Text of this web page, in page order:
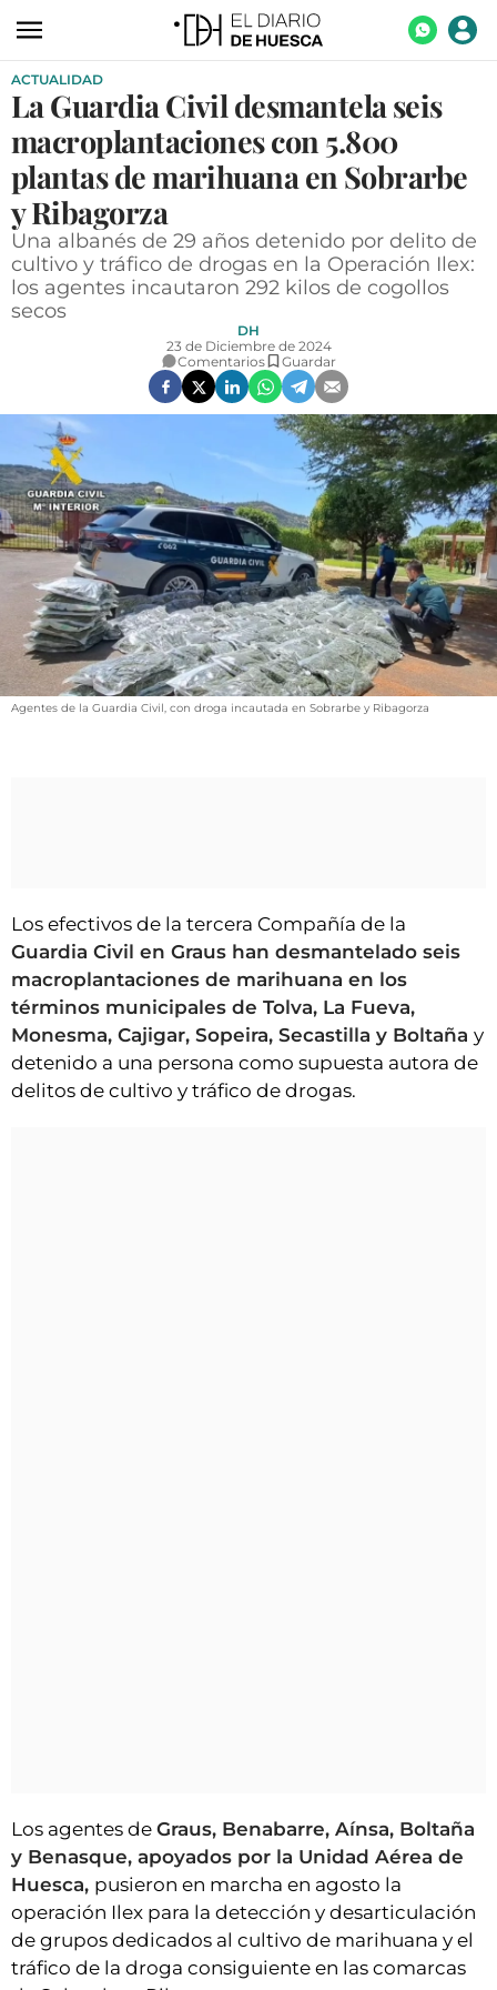
ACTUALIDAD
ECONOMÍA
TECNOLOGÍA
TURISMO
AGROALIMENTACIÓN
DEPORTES
OPINIÓN
GALERÍAS
VÍDEOS
CONTACTAR
FIESTAS EN EL ALTO ARAGÓN
FIESTAS DE SAN LORENZO
AGENDA
CARTELERA
INICIAR SESIÓN
ACTUALIDAD
La Guardia Civil desmantela seis
macroplantaciones con 5.800
plantas de marihuana en Sobrarbe
y Ribagorza
Una albanés de 29 años detenido por delito de
cultivo y tráfico de drogas en la Operación Ilex:
los agentes incautaron 292 kilos de cogollos
secos
DH
23 de Diciembre de 2024
Comentarios
Guardar
Agentes de la Guardia Civil, con droga incautada en Sobrarbe y Ribagorza
Los efectivos de la tercera Compañía de la
Guardia Civil en Graus han desmantelado seis
macroplantaciones de marihuana en los
términos municipales de Tolva, La Fueva,
Monesma, Cajigar, Sopeira, Secastilla y Boltaña y
detenido a una persona como supuesta autora de
delitos de cultivo y tráfico de drogas.
Los agentes de Graus, Benabarre, Aínsa, Boltaña
y Benasque, apoyados por la Unidad Aérea de
Huesca, pusieron en marcha en agosto la
operación Ilex para la detección y desarticulación
de grupos dedicados al cultivo de marihuana y el
tráfico de la droga consiguiente en las comarcas